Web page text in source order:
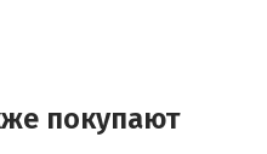
покупают